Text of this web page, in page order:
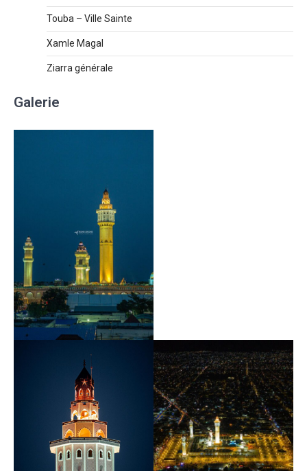
Touba – Ville Sainte
Xamle Magal
Ziarra générale
Galerie